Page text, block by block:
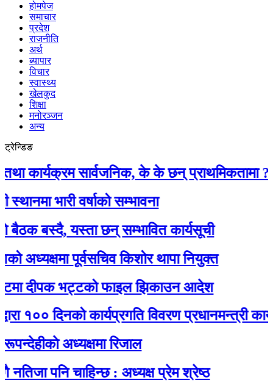
होमपेज
समाचार
प्रदेश
राजनीति
अर्थ
ब्यापार
विचार
स्वास्थ्य
खेलकुद
शिक्षा
मनोरञ्जन
अन्य
ट्रेन्डिङ
सार्वजनिक, के के छन् प्राथमिकतामा ?
भारी वर्षाको सम्भावना
बस्दै, यस्ता छन् सम्भावित कार्यसूची
पूर्वसचिव किशोर थापा नियुक्त
दीपक भट्टको फाइल झिकाउन आदेश
दिनको कार्यप्रगति विवरण प्रधानमन्त्री
अध्यक्षमा रिजाल
पनि चाहिन्छ : अध्यक्ष प्रेम श्रेष्ठ